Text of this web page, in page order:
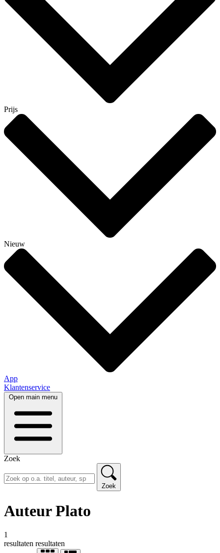
Prijs
Nieuw
App
Klantenservice
Open main menu
Zoek
Zoek
Auteur Plato
1
resultaten resultaten